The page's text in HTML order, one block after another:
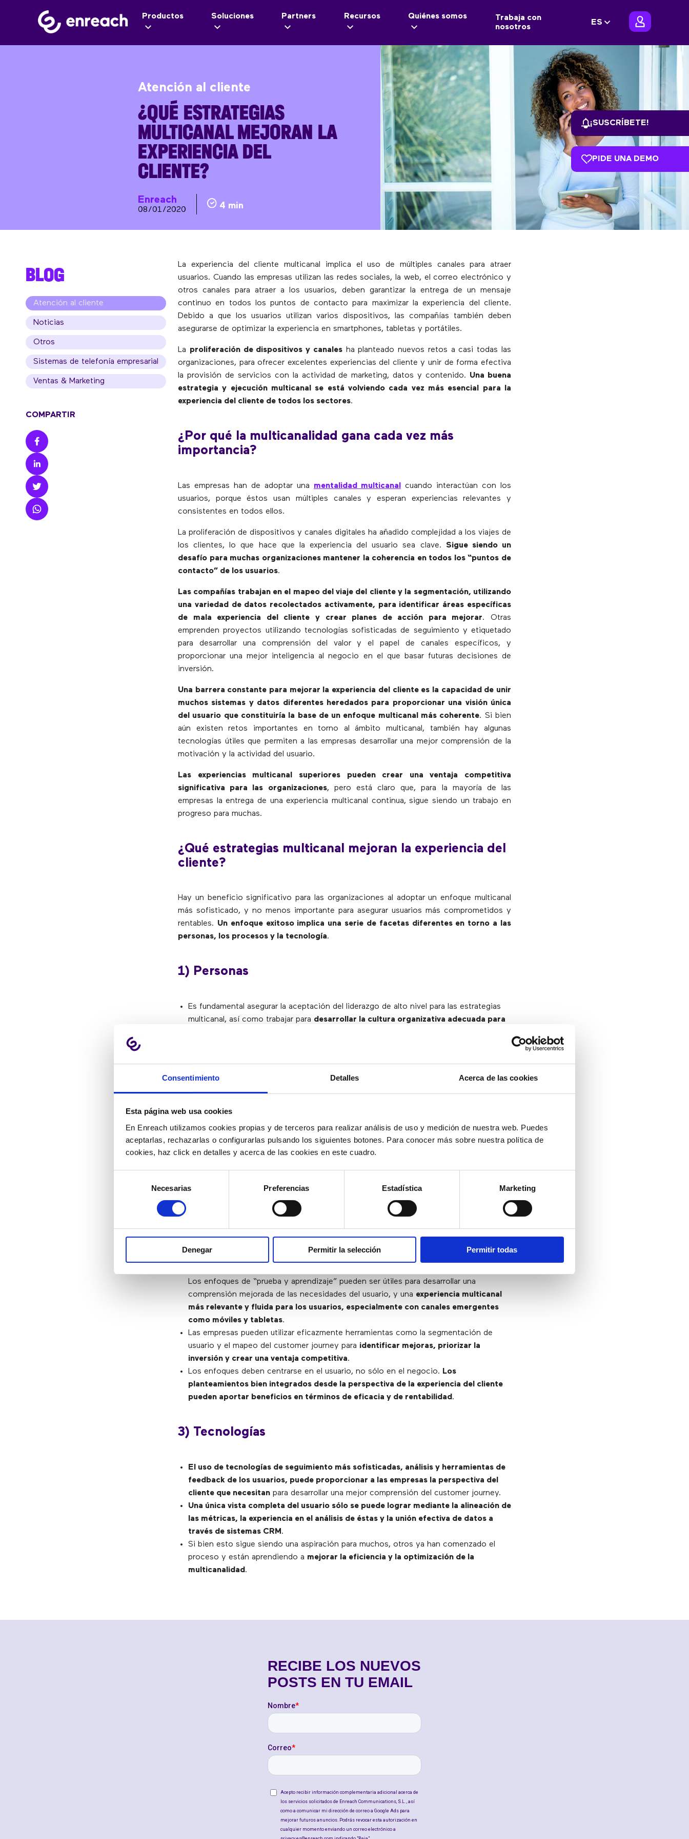
Consentimiento Detalles Acerca de las cookies
Esta página web usa cookies
En Enreach utilizamos cookies propias y de terceros para realizar análisis de uso y medición de nuestra web. Puedes
aceptarlas, rechazarlas o configurarlas pulsando los siguientes botones. Para conocer más sobre nuestra política de
cookies, haz click en detalles y acerca de las cookies en este cuadro.
consentimiento
Necesarias Preferencias Estadística Marketing
Denegar Permitir la selección Permitir todas
Productos Soluciones Partners Recursos Quiénes somos
Trabaja con
nosotros
ES
Atención al cliente
¿QUÉ ESTRATEGIAS
MULTICANAL MEJORAN LA
EXPERIENCIA DEL
CLIENTE?
Enreach
08/01/2020 4 min
La experiencia del cliente multicanal implica el uso de múltiples canales para atraer
usuarios. Cuando las empresas utilizan las redes sociales, la web, el correo electrónico y
otros canales para atraer a los usuarios, deben garantizar la entrega de un mensaje
continuo en todos los puntos de contacto para maximizar la experiencia del cliente.
Debido a que los usuarios utilizan varios dispositivos, las compañías también deben
asegurarse de optimizar la experiencia en smartphones, tabletas y portátiles.
La proliferación de dispositivos y canalesha planteado nuevos retos a casi todas las
organizaciones, para ofrecer excelentes experiencias del cliente y unir de forma efectiva
la provisión de servicios con la actividad de marketing, datos y contenido. Una buena
estrategia y ejecución multicanal se está volviendo cada vez más esencial para la
experiencia del cliente de todos los sectores.
¿Por qué la multicanalidad gana cada vez más
importancia?
Las empresas han de adoptar una mentalidad multicanal
cuando interactúan con los
usuarios, porque éstos usan múltiples canales y esperan experiencias relevantes y
consistentes en todos ellos.
La proliferación de dispositivos y canales digitales ha añadido complejidad a los viajes de
los clientes, lo que hace que la experiencia del usuario sea clave. Sigue siendo un
desafío para muchas organizaciones mantener la coherencia en todos los “puntos de
contacto” de los usuarios.
Las compañías trabajan en el mapeo del viaje del cliente y la segmentación, utilizando
una variedad de datos recolectados activamente, para identificar áreas específicas
de mala experiencia del cliente y crear planes de acción para mejorar. Otras
emprenden proyectos utilizando tecnologías sofisticadas de seguimiento y etiquetado
para desarrollar una comprensión del valor y el papel de canales específicos, y
proporcionar una mejor inteligencia al negocio en el que basar futuras decisiones de
inversión.
Una barrera constante para mejorar la experiencia del cliente es la capacidad de unir
muchos sistemas y datos diferentes heredados para proporcionar una visión única
del usuario que constituiría la base de un enfoque multicanal más coherente. Si bien
aún existen retos importantes en torno al ámbito multicanal, también hay algunas
tecnologías útiles que permiten a las empresas desarrollar una mejor comprensión de la
motivación y la actividad del usuario.
Las experiencias multicanal superiores pueden crear una ventaja competitiva
significativa para las organizaciones, pero está claro que, para la mayoría de las
empresas la entrega de una experiencia multicanal continua, sigue siendo un trabajo en
progreso para muchas.
¿Qué estrategias multicanal mejoran la experiencia del
cliente?
Hay un beneficio significativo para las organizaciones al adoptar un enfoque multicanal
más sofisticado, y no menos importante para asegurar usuarios más comprometidos y
rentables. Un enfoque exitoso implica una serie de facetas diferentes en torno a las
personas, los procesos y la tecnología.
1) Personas
Es fundamental asegurar la aceptación del liderazgo de alto nivel para las estrategias
multicanal, así como trabajar para desarrollar la cultura organizativa adecuada para
empleados.
Es clavegarantizar la combinación correcta de habilidades de canal vertical
2) Procesos
Las organizaciones en las que la comunicación no es adecuada entre departamentos,
establecer procesos para garantizar un mayor grado de trabajo
colaborativo, con la necesidad de poner al cliente en el centro.
alineen con la experiencia del cliente
Los enfoques de “prueba y aprendizaje” pueden ser útiles para desarrollar una
comprensión mejorada de las necesidades del usuario, y una experiencia multicanal
más relevante y fluida para los usuarios, especialmente con canales emergentes
como móviles y tabletas.
Las empresas pueden utilizar eficazmente herramientas como la segmentación de
usuario y el mapeo del customer journey para identificar mejoras, priorizar la
inversión y crear una ventaja competitiva.
Los enfoques deben centrarse en el usuario, no sólo en el negocio. Los
planteamientos bien integrados desde la perspectiva de la experiencia del cliente
pueden aportar beneficios en términos de eficacia y de rentabilidad.
3) Tecnologías
El uso de tecnologías de seguimiento más sofisticadas, análisis y herramientas de
feedback de los usuarios, puede proporcionar a las empresas la perspectiva del
cliente que necesitan para desarrollar una mejor comprensión del customer journey.
Una única vista completa del usuario sólo se puede lograr mediante la alineación de
las métricas, la experiencia en el análisis de éstas y la unión efectiva de datos a
través de sistemas CRM .
Si bien esto sigue siendo una aspiración para muchos, otros ya han comenzado el
proceso y están aprendiendo a mejorar la eficiencia y la optimización de la
multicanalidad .
BLOG
Atención al cliente
Noticias
Otros
Sistemas de telefonía empresarial
Ventas & Marketing
COMPARTIR
¡SUSCRÍBETE!
PIDE UNA DEMO